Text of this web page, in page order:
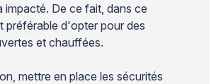
impacté. De ce fait, dans ce
préférable d'opter pour des
et chauffées.
mettre en place les sécurités